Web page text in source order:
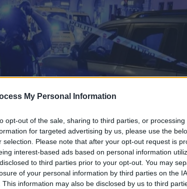
My Personal Information
opt-out of the sale, sharing to third parties, or
for targeted advertising by us, please use the
selection. Please note that after your opt-out request is
interest-based ads based on personal information
to third parties prior to your opt-out. You may
of your personal information by third parties on the
This information may also be disclosed by us to third